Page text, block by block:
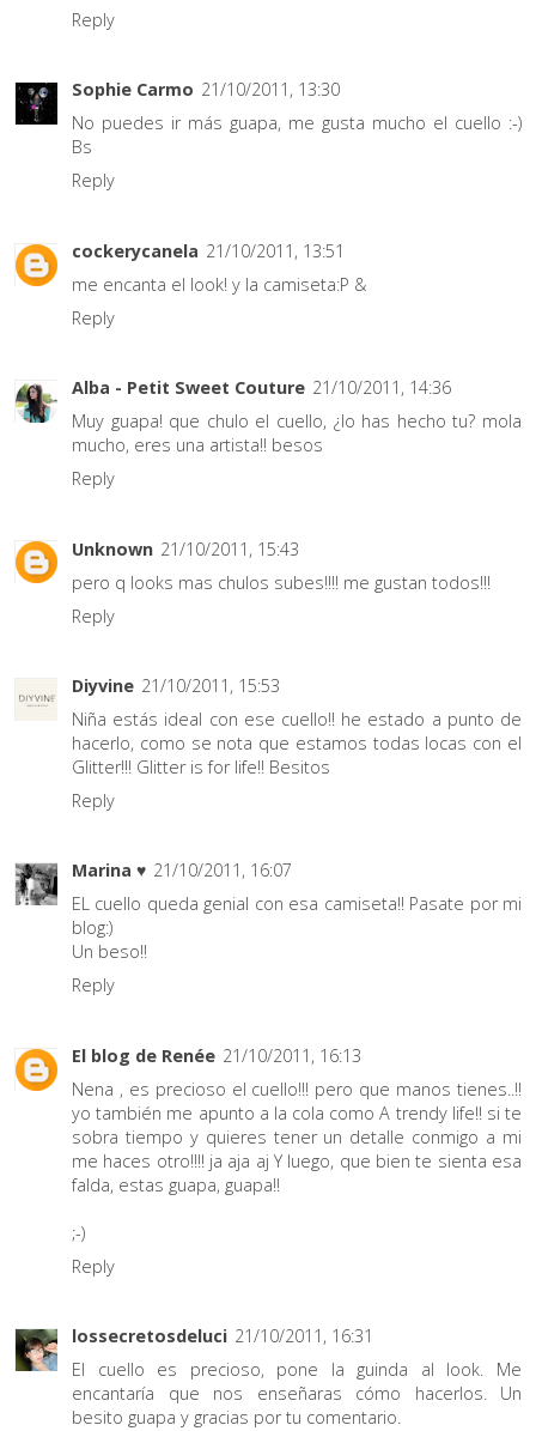
Reply
Sophie Carmo 21/10/2011, 13:30
No puedes ir más guapa, me gusta mucho el cuello :-)
Bs
Reply
cockerycanela 21/10/2011, 13:51
me encanta el look! y la camiseta:P &
Reply
Alba - Petit Sweet Couture 21/10/2011, 14:36
Muy guapa! que chulo el cuello, ¿lo has hecho tu? mola
mucho, eres una artista!! besos
Reply
Unknown 21/10/2011, 15:43
pero q looks mas chulos subes!!!! me gustan todos!!!
Reply
Diyvine 21/10/2011, 15:53
Niña estás ideal con ese cuello!! he estado a punto de
hacerlo, como se nota que estamos todas locas con el
Glitter!!! Glitter is for life!! Besitos
Reply
Marina ♥ 21/10/2011, 16:07
EL cuello queda genial con esa camiseta!! Pasate por mi
blog:)
Un beso!!
Reply
El blog de Renée 21/10/2011, 16:13
Nena , es precioso el cuello!!! pero que manos tienes..!!
yo también me apunto a la cola como A trendy life!! si te
sobra tiempo y quieres tener un detalle conmigo a mi
me haces otro!!!! ja aja aj Y luego, que bien te sienta esa
falda, estas guapa, guapa!!
;-)
Reply
lossecretosdeluci 21/10/2011, 16:31
El cuello es precioso, pone la guinda al look. Me
encantaría que nos enseñaras cómo hacerlos. Un
besito guapa y gracias por tu comentario.